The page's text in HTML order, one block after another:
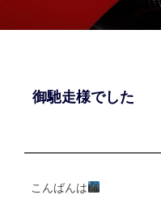
全国納車
御馳走様でした
こんばんは